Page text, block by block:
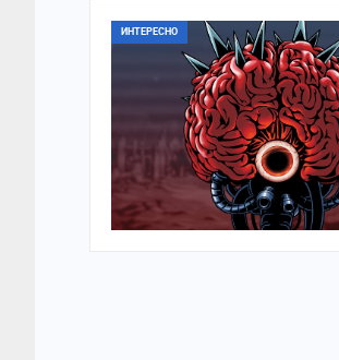
ИНТЕРЕСНО